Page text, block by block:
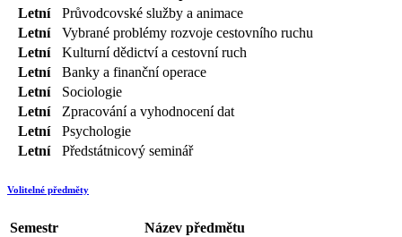
Letní
Průvodcovské služby a animace
Letní
Vybrané problémy rozvoje cestovního ruchu
Letní
Kulturní dědictví a cestovní ruch
Letní
Banky a finanční operace
Letní
Sociologie
Letní
Zpracování a vyhodnocení dat
Letní
Psychologie
Letní
Předstátnicový seminář
Volitelné předměty
Semestr
Název předmětu